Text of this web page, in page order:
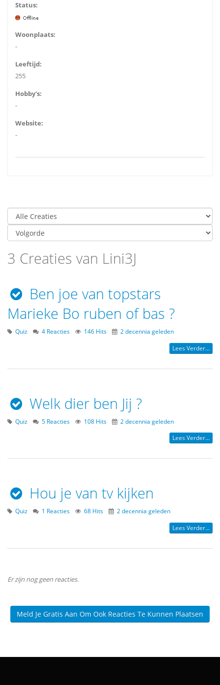
Status:
Woonplaats:
-
Leeftijd:
255
Hobby's:
-
Website:
-
3 Creaties van Lini3J
Ben joe van topstars
Marieke Bo ruben of bas ?
Quiz 4 Reacties 146 Hits 2 decennia geleden
Lees Verder...
Welk dier ben Jij ?
Quiz 5 Reacties 108 Hits 2 decennia geleden
Lees Verder...
Hou je van tv kijken
Quiz 1 Reacties 68 Hits 2 decennia geleden
Lees Verder...
Er zijn nog geen reacties.
Meld Je Gratis Aan Om Ook Reacties Te Kunnen Plaatsen